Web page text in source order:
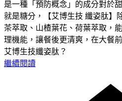
是一種「預防概念」的成分對於
就是糖分，【艾博生技 纖姿肽】
茶萃取、山楂葉花、荷葉萃取，
理機能，讓餐後更清爽，在大餐
艾博生技纖姿肽？
繼續閱讀